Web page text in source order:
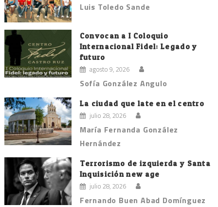
Luis Toledo Sande
Convocan a I Coloquio
Internacional Fidel: Legado y
futuro
agosto 9, 2026
Sofía González Angulo
La ciudad que late en el centro
julio 28, 2026
María Fernanda González
Hernández
Terrorismo de izquierda y Santa
Inquisición new age
julio 28, 2026
Fernando Buen Abad Domínguez